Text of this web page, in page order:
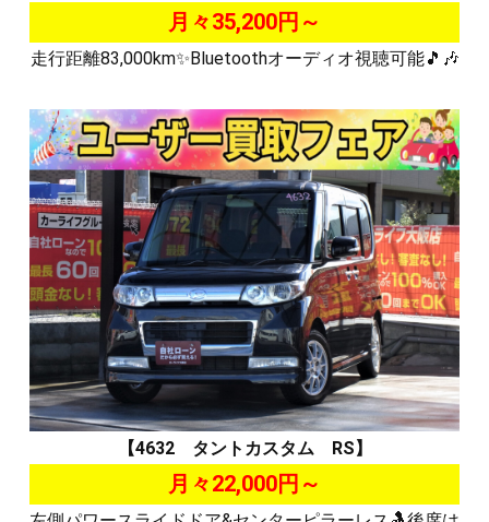
月々35,200円～
走行距離83,000km✨Bluetoothオーディオ視聴可能🎵🎶
【4632 タントカスタム RS】
月々22,000円～